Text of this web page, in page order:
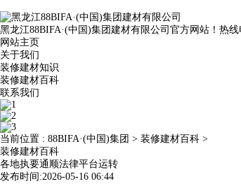
黑龙江88BIFA·(中国)集团建材有限公司官方网站！热线
网站主页
关于我们
装修建材知识
装修建材百科
联系我们
当前位置 : 88BIFA·(中国)集团 > 装修建材百科 >
装修建材百科
各地执要通顺法律平台运转
发布时间:2026-05-16 06:44